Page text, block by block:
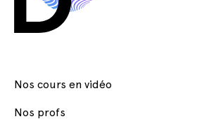
Nos cours en vidéo
Nos profs